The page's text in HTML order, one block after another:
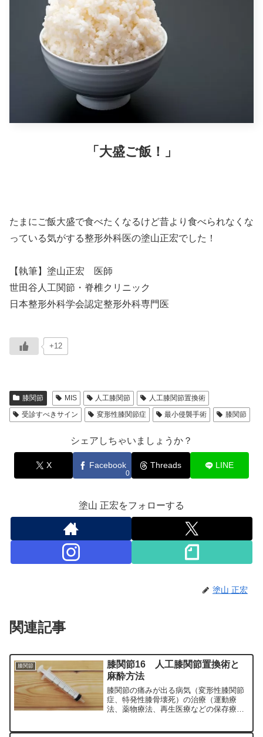
「大盛ご飯！」
たまにご飯大盛で食べたくなるけど昔より食べられなくな
っている気がする整形外科医の塗山正宏でした！
【執筆】塗山正宏 医師
世田谷人工関節・脊椎クリニック
日本整形外科学会認定整形外科専門医
+12
膝関節 MIS 人工膝関節
人工膝関節置換術
受診すべきサイン
変形性膝関節症 最小侵襲手術 膝関節
シェアしちゃいましょうか？
X Facebook
0
Threads LINE
塗山 正宏をフォローする
塗山 正宏
関連記事
膝関節
膝関節16 人工膝関節置換術と
麻酔方法
膝関節の痛みが出る病気（変形性膝関節
症、特発性膝骨壊死）の治療（運動療
法、薬物療法、再生医療などの保存療